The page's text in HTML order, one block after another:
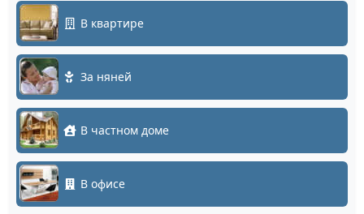
В квартире
За няней
В частном доме
В офисе